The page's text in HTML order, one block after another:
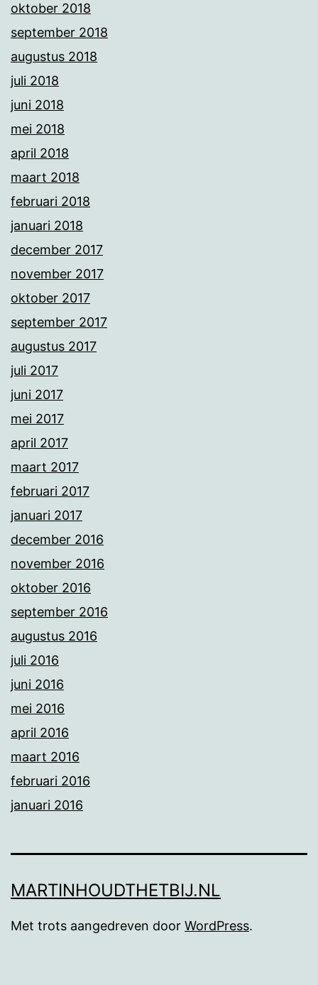
oktober 2018
september 2018
augustus 2018
juli 2018
juni 2018
mei 2018
april 2018
maart 2018
februari 2018
januari 2018
december 2017
november 2017
oktober 2017
september 2017
augustus 2017
juli 2017
juni 2017
mei 2017
april 2017
maart 2017
februari 2017
januari 2017
december 2016
november 2016
oktober 2016
september 2016
augustus 2016
juli 2016
juni 2016
mei 2016
april 2016
maart 2016
februari 2016
januari 2016
MARTINHOUDTHETBIJ.NL
Met trots aangedreven door WordPress.